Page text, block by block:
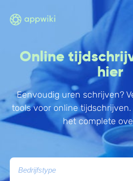
Boekhouding
Facturatie
Aangifte
Bonnetjes
Debiteurenbeheer
Incasso
Scan en herken
CRM
Online
hier
Eenvoudig uren schrijven?
tools voor online
het complete